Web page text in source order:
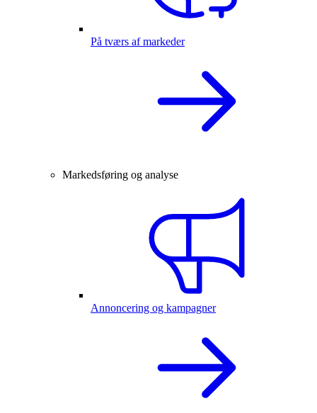
På tværs af markeder
Markedsføring og analyse
Annoncering og kampagner